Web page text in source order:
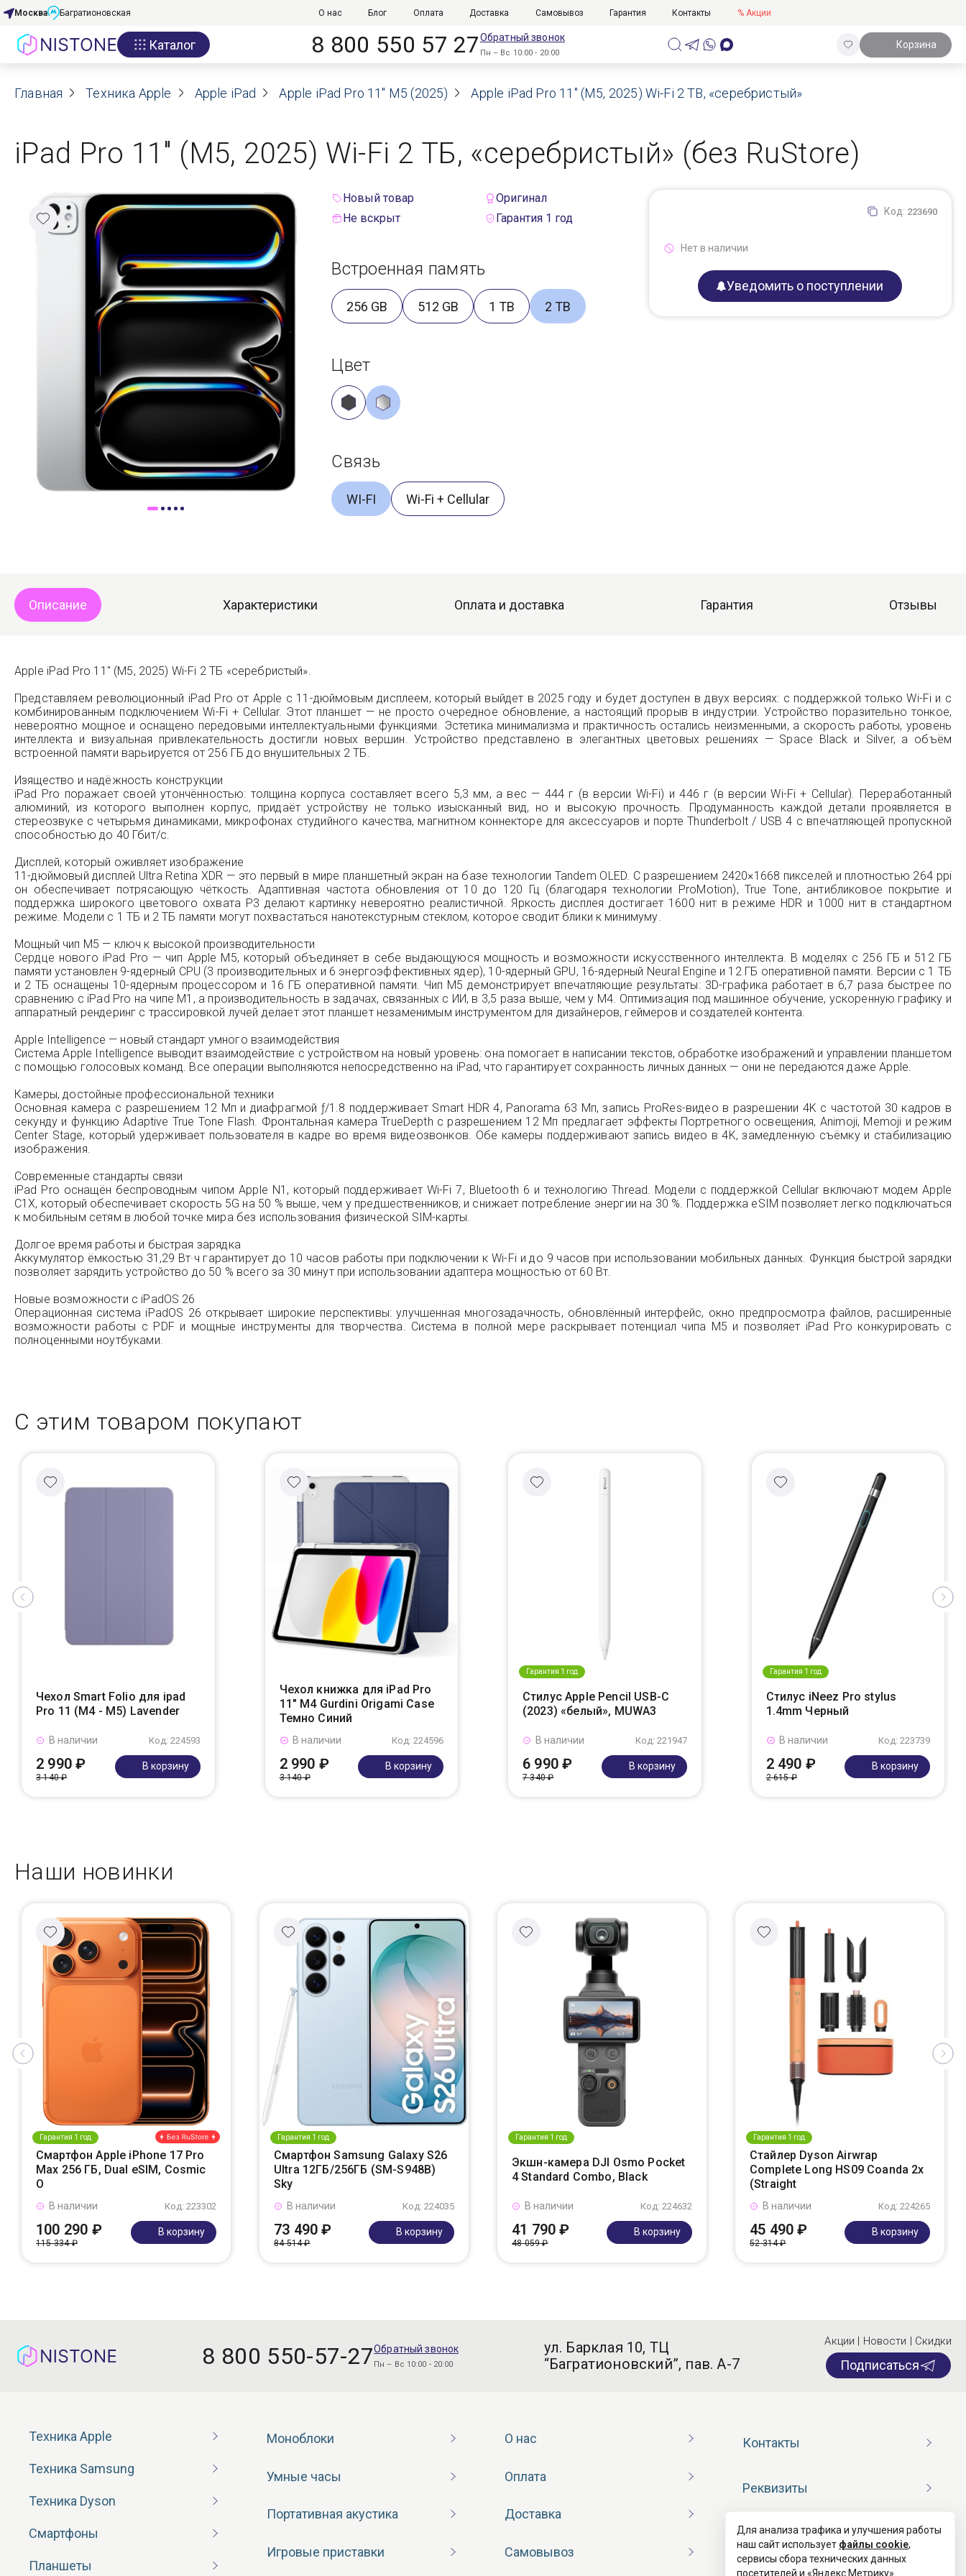
Акции
О нас
Реквизиты
Контакты
Гарантия
Оплата
Самовывоз
Trade-In
Москва Багратионовская О нас Блог Оплата Доставка Самовывоз Гарантия Контакты % Акции
Каталог 8 800 550 57 27Обратный звонок
Пн – Вс 10:00 - 20:00
Корзина
Главная Техника Apple Apple iPad Apple iPad Pro 11" M5 (2025) Apple iPad Pro 11" (M5, 2025) Wi-Fi 2 TB, «серебристый»
iPad Pro 11" (M5, 2025) Wi-Fi 2 ТБ, «серебристый» (без RuStore)
Новый товар
Оригинал
Не вскрыт
Гарантия 1 год
Встроенная память
256 GB 512 GB 1 TB 2 TB
Цвет
Связь
WI-FI Wi-Fi + Cellular
Код: 223690
Нет в наличии
Уведомить о поступлении
Описание Характеристики Оплата и доставка Гарантия Отзывы
Apple iPad Pro 11" (M5, 2025) Wi-Fi 2 ТБ «серебристый».
Представляем революционный iPad Pro от Apple с 11-дюймовым дисплеем, который выйдет в 2025 году и будет доступен в двух версиях: с поддержкой только Wi-Fi и с
комбинированным подключением Wi-Fi + Cellular. Этот планшет — не просто очередное обновление, а настоящий прорыв в индустрии. Устройство поразительно тонкое,
невероятно мощное и оснащено передовыми интеллектуальными функциями. Эстетика минимализма и практичность остались неизменными, а скорость работы, уровень
интеллекта и визуальная привлекательность достигли новых вершин. Устройство представлено в элегантных цветовых решениях — Space Black и Silver, а объём
встроенной памяти варьируется от 256 ГБ до внушительных 2 ТБ.
Изящество и надёжность конструкции
iPad Pro поражает своей утончённостью: толщина корпуса составляет всего 5,3 мм, а вес — 444 г (в версии Wi-Fi) и 446 г (в версии Wi-Fi + Cellular). Переработанный
алюминий, из которого выполнен корпус, придаёт устройству не только изысканный вид, но и высокую прочность. Продуманность каждой детали проявляется в
стереозвуке с четырьмя динамиками, микрофонах студийного качества, магнитном коннекторе для аксессуаров и порте Thunderbolt / USB 4 с впечатляющей пропускной
способностью до 40 Гбит/с.
Дисплей, который оживляет изображение
11-дюймовый дисплей Ultra Retina XDR — это первый в мире планшетный экран на базе технологии Tandem OLED. С разрешением 2420×1668 пикселей и плотностью 264 ppi
он обеспечивает потрясающую чёткость. Адаптивная частота обновления от 10 до 120 Гц (благодаря технологии ProMotion), True Tone, антибликовое покрытие и
поддержка широкого цветового охвата P3 делают картинку невероятно реалистичной. Яркость дисплея достигает 1600 нит в режиме HDR и 1000 нит в стандартном
режиме. Модели с 1 ТБ и 2 ТБ памяти могут похвастаться нанотекстурным стеклом, которое сводит блики к минимуму.
Мощный чип M5 — ключ к высокой производительности
Сердце нового iPad Pro — чип Apple M5, который объединяет в себе выдающуюся мощность и возможности искусственного интеллекта. В моделях с 256 ГБ и 512 ГБ
памяти установлен 9-ядерный CPU (3 производительных и 6 энергоэффективных ядер), 10-ядерный GPU, 16-ядерный Neural Engine и 12 ГБ оперативной памяти. Версии с 1 ТБ
и 2 ТБ оснащены 10-ядерным процессором и 16 ГБ оперативной памяти. Чип M5 демонстрирует впечатляющие результаты: 3D-графика работает в 6,7 раза быстрее по
сравнению с iPad Pro на чипе M1, а производительность в задачах, связанных с ИИ, в 3,5 раза выше, чем у M4. Оптимизация под машинное обучение, ускоренную графику и
аппаратный рендеринг с трассировкой лучей делает этот планшет незаменимым инструментом для дизайнеров, геймеров и создателей контента.
Apple Intelligence — новый стандарт умного взаимодействия
Система Apple Intelligence выводит взаимодействие с устройством на новый уровень: она помогает в написании текстов, обработке изображений и управлении планшетом
с помощью голосовых команд. Все операции выполняются непосредственно на iPad, что гарантирует сохранность личных данных — они не передаются даже Apple.
Камеры, достойные профессиональной техники
Основная камера с разрешением 12 Мп и диафрагмой ƒ/1.8 поддерживает Smart HDR 4, Panorama 63 Мп, запись ProRes-видео в разрешении 4K с частотой 30 кадров в
секунду и функцию Adaptive True Tone Flash. Фронтальная камера TrueDepth с разрешением 12 Мп предлагает эффекты Портретного освещения, Animoji, Memoji и режим
Center Stage, который удерживает пользователя в кадре во время видеозвонков. Обе камеры поддерживают запись видео в 4K, замедленную съёмку и стабилизацию
изображения.
Современные стандарты связи
iPad Pro оснащён беспроводным чипом Apple N1, который поддерживает Wi-Fi 7, Bluetooth 6 и технологию Thread. Модели с поддержкой Cellular включают модем Apple
C1X, который обеспечивает скорость 5G на 50 % выше, чем у предшественников, и снижает потребление энергии на 30 %. Поддержка eSIM позволяет легко подключаться
к мобильным сетям в любой точке мира без использования физической SIM-карты.
Долгое время работы и быстрая зарядка
Аккумулятор ёмкостью 31,29 Вт·ч гарантирует до 10 часов работы при подключении к Wi-Fi и до 9 часов при использовании мобильных данных. Функция быстрой зарядки
позволяет зарядить устройство до 50 % всего за 30 минут при использовании адаптера мощностью от 60 Вт.
Новые возможности с iPadOS 26
Операционная система iPadOS 26 открывает широкие перспективы: улучшенная многозадачность, обновлённый интерфейс, окно предпросмотра файлов, расширенные
возможности работы с PDF и мощные инструменты для творчества. Система в полной мере раскрывает потенциал чипа M5 и позволяет iPad Pro конкурировать с
полноценными ноутбуками.
С этим товаром покупают
Чехол Smart Folio для ipad
Pro 11 (M4 - M5) Lavender
Код: 224593
В наличии
2 990 ₽
3 140 ₽
В корзину
Чехол книжка для iPad Pro
11" M4 Gurdini Origami Case
Темно Синий
Код: 224596
В наличии
2 990 ₽
3 140 ₽
В корзину
Гарантия 1 год
Стилус Apple Pencil USB-C
(2023) «белый», MUWA3
Код: 221947
В наличии
6 990 ₽
7 340 ₽
В корзину
Гарантия 1 год
Стилус iNeez Pro stylus
1.4mm Черный
Код: 223739
В наличии
2 490 ₽
2 615 ₽
В корзину
Наши новинки
Гарантия 1 год
Смартфон Apple iPhone 17 Pro
Max 256 ГБ, Dual eSIM, Cosmic
O
Код: 223302
В наличии
100 290 ₽
115 334 ₽
В корзину
Гарантия 1 год
Смартфон Samsung Galaxy S26
Ultra 12ГБ/256ГБ (SM-S948B)
Sky
Код: 224035
В наличии
73 490 ₽
84 514 ₽
В корзину
Гарантия 1 год
Экшн-камера DJI Osmo Pocket
4 Standard Combo, Black
Код: 224632
В наличии
41 790 ₽
48 059 ₽
В корзину
Гарантия 1 год
Стайлер Dyson Airwrap
Complete Long HS09 Coanda 2x
(Straight
Код: 224265
В наличии
45 490 ₽
52 314 ₽
В корзину
8 800 550-57-27Обратный звонок
Пн – Вс 10:00 - 20:00
ул. Барклая 10, ТЦ
“Багратионовский”, пав. А-7
Акции | Новости | Скидки
Подписаться
Техника Apple
Техника Samsung
Техника Dyson
Смартфоны
Планшеты
Моноблоки
Умные часы
Портативная акустика
Игровые приставки
О нас
Оплата
Доставка
Самовывоз
Контакты
Реквизиты
Договор оферты
Для анализа трафика и улучшения работы
наш сайт использует файлы cookie,
сервисы сбора технических данных
посетителей и «Яндекс.Метрику».